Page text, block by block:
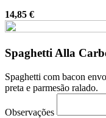
14,85 €
Spaghetti Alla
Spaghetti com bacon
preta e parmesão ralado.
Observações